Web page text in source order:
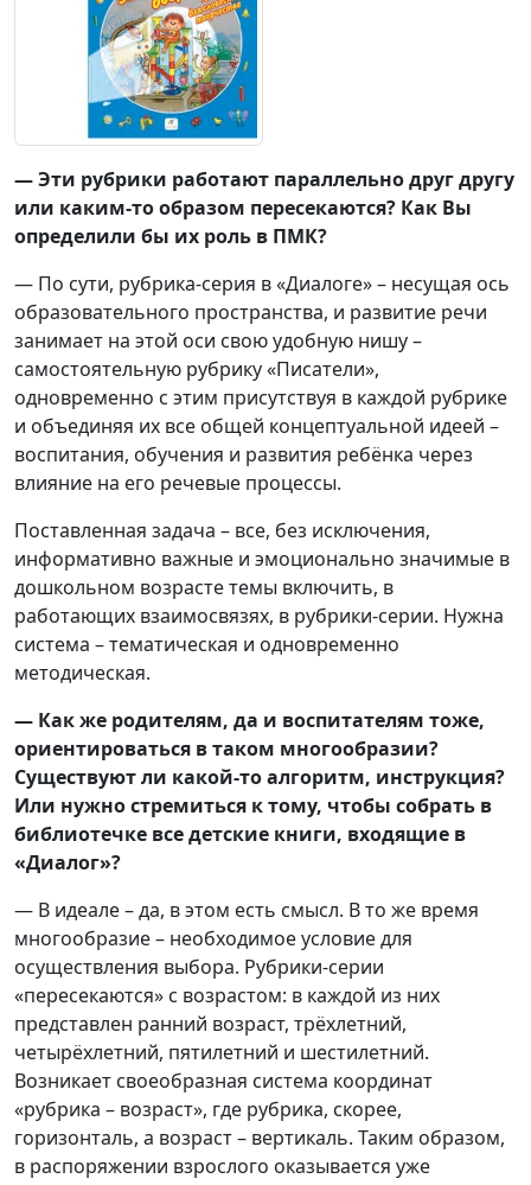
— Эти рубрики работают параллельно друг другу
или каким-то образом пересекаются? Как Вы
определили бы их роль в ПМК?
— По сути, рубрика-серия в «Диалоге» – несущая ось
образовательного пространства, и развитие речи
занимает на этой оси свою удобную нишу –
самостоятельную рубрику «Писатели»,
одновременно с этим присутствуя в каждой рубрике
и объединяя их все общей концептуальной идеей –
воспитания, обучения и развития ребёнка через
влияние на его речевые процессы.
Поставленная задача – все, без исключения,
информативно важные и эмоционально значимые в
дошкольном возрасте темы включить, в
работающих взаимосвязях, в рубрики-серии. Нужна
система – тематическая и одновременно
методическая.
— Как же родителям, да и воспитателям тоже,
ориентироваться в таком многообразии?
Существуют ли какой-то алгоритм, инструкция?
Или нужностремиться к тому, чтобы собрать в
библиотечке все детские книги, входящие в
«Диалог»?
— В идеале – да, в этом есть смысл. В то же время
многообразие – необходимое условие для
осуществления выбора. Рубрики-серии
«пересекаются» с возрастом: в каждой из них
представлен ранний возраст, трёхлетний,
четырёхлетний, пятилетний и шестилетний.
Возникает своеобразная система координат
«рубрика – возраст», где рубрика, скорее,
горизонталь, а возраст – вертикаль. Таким образом,
в распоряжении взрослого оказывается уже